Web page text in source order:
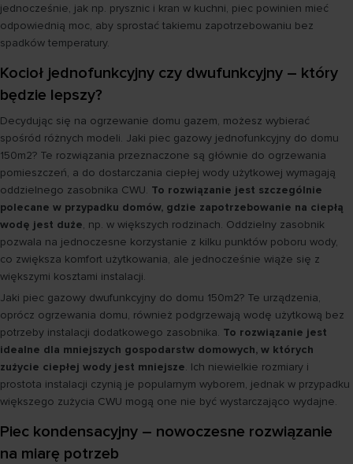
jednocześnie, jak np. prysznic i kran w kuchni, piec powinien mieć
odpowiednią moc, aby sprostać takiemu zapotrzebowaniu bez
spadków temperatury.
Kocioł jednofunkcyjny czy dwufunkcyjny – który
będzie lepszy?
Decydując się na ogrzewanie domu gazem, możesz wybierać
spośród różnych modeli. Jaki piec gazowy jednofunkcyjny do domu
150m2? Te rozwiązania przeznaczone są głównie do ogrzewania
pomieszczeń, a do dostarczania ciepłej wody użytkowej wymagają
oddzielnego zasobnika CWU. To rozwiązanie jest szczególnie
polecane w przypadku domów, gdzie zapotrzebowanie na ciepłą
wodę jest duże, np. w większych rodzinach. Oddzielny zasobnik
pozwala na jednoczesne korzystanie z kilku punktów poboru wody,
co zwiększa komfort użytkowania, ale jednocześnie wiąże się z
większymi kosztami instalacji.
Jaki piec gazowy dwufunkcyjny do domu 150m2? Te urządzenia,
oprócz ogrzewania domu, również podgrzewają wodę użytkową bez
potrzeby instalacji dodatkowego zasobnika. To rozwiązanie jest
idealne dla mniejszych gospodarstw domowych, w których
zużycie ciepłej wody jest mniejsze. Ich niewielkie rozmiary i
prostota instalacji czynią je popularnym wyborem, jednak w przypadku
większego zużycia CWU mogą one nie być wystarczająco wydajne.
Piec kondensacyjny – nowoczesne rozwiązanie
na miarę potrzeb